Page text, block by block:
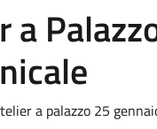
a
a palazzo 25